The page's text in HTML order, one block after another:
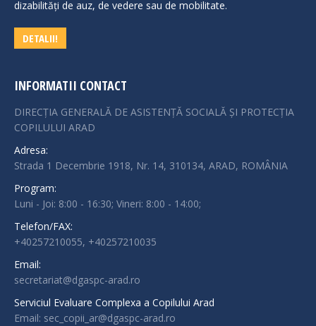
dizabilităţi de auz, de vedere sau de mobilitate.
DETALII!
INFORMATII CONTACT
DIRECȚIA GENERALĂ DE ASISTENȚĂ SOCIALĂ ȘI PROTECȚIA
COPILULUI ARAD
Adresa:
Strada 1 Decembrie 1918, Nr. 14, 310134, ARAD, ROMÂNIA
Program:
Luni - Joi: 8:00 - 16:30; Vineri: 8:00 - 14:00;
Telefon/FAX:
+40257210055, +40257210035
Email:
secretariat@dgaspc-arad.ro
Serviciul Evaluare Complexa a Copilului Arad
Email: sec_copii_ar@dgaspc-arad.ro